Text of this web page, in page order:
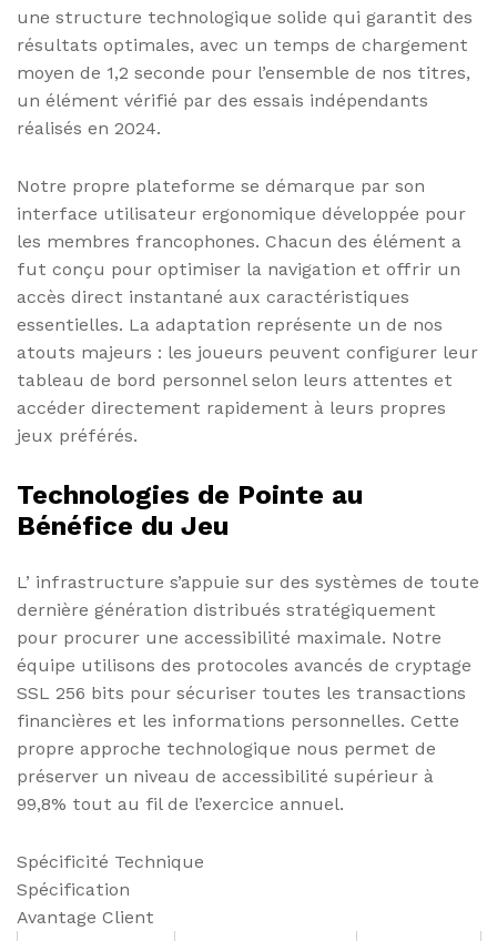
une structure technologique solide qui garantit des
résultats optimales, avec un temps de chargement
moyen de 1,2 seconde pour l’ensemble de nos titres,
un élément vérifié par des essais indépendants
réalisés en 2024.
Notre propre plateforme se démarque par son
interface utilisateur ergonomique développée pour
les membres francophones. Chacun des élément a
fut conçu pour optimiser la navigation et offrir un
accès direct instantané aux caractéristiques
essentielles. La adaptation représente un de nos
atouts majeurs : les joueurs peuvent configurer leur
tableau de bord personnel selon leurs attentes et
accéder directement rapidement à leurs propres
jeux préférés.
Technologies de Pointe au
Bénéfice du Jeu
L’ infrastructure s’appuie sur des systèmes de toute
dernière génération distribués stratégiquement
pour procurer une accessibilité maximale. Notre
équipe utilisons des protocoles avancés de cryptage
SSL 256 bits pour sécuriser toutes les transactions
financières et les informations personnelles. Cette
propre approche technologique nous permet de
préserver un niveau de accessibilité supérieur à
99,8% tout au fil de l’exercice annuel.
Spécificité Technique
Spécification
Avantage Client